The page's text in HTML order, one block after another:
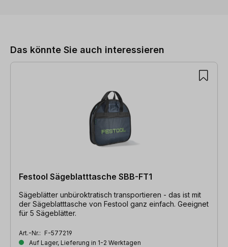
Das könnte Sie auch interessieren
Festool Sägeblatttasche SBB-FT1
Sägeblätter unbüroktratisch transportieren - das ist mit
der Sägeblatttasche von Festool ganz einfach. Geeignet
für 5 Sägeblätter.
Art.-Nr.: F-577219
Auf Lager, Lieferung in 1-2 Werktagen